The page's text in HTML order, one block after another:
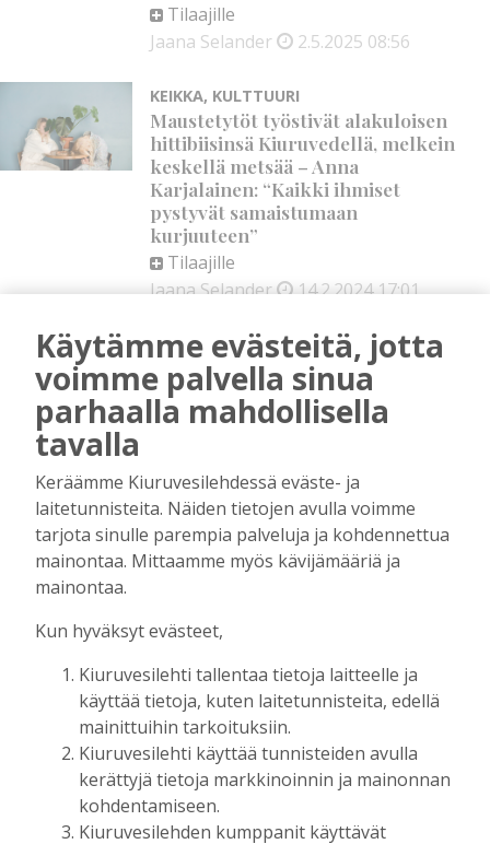
Tilaajille
Jaana Selander
2.5.2025 08:56
KEIKKA, KULTTUURI
Maustetytöt työstivät alakuloisen
hittibiisinsä Kiuruvedellä, melkein
keskellä metsää – Anna
Karjalainen: “Kaikki ihmiset
pystyvät samaistumaan
kurjuuteen”
Tilaajille
Jaana Selander
14.2.202417:01
KEIKKA ,KULTTUURI
Esittävän taiteen linja jalkautui
Peltohovin lavalle – Kiuruvedellä
musiikinopettajat kannustavat ja
Maarit Äyhynmäki
5.11.2023
KEIKKA,KULTTUURI
Rakkaudesta musiikkiin – 1970-
Tilaajille
NOORA NIIRANEN
15.11.2022
KEIKKA,KULTTUURI
Peltohovista tulossa alueen
viihdemekka – klubi vetää väkeä
200 kilometrin säteeltä
Tilaajille
Käytämme evästeitä, jotta
voimme palvella sinua
parhaalla mahdollisella
tavalla
Keräämme Kiuruvesilehdessä eväste- ja
laitetunnisteita. Näiden tietojen avulla voimme
tarjota sinulle parempia palveluja ja kohdennettua
mainontaa. Mittaamme myös kävijämääriä ja
mainontaa.
Kun hyväksyt evästeet,
Kiuruvesilehti tallentaa tietoja laitteelle ja
käyttää tietoja, kuten laitetunnisteita, edellä
mainittuihin tarkoituksiin.
Kiuruvesilehti käyttää tunnisteiden avulla
kerättyjä tietoja markkinoinnin ja mainonnan
kohdentamiseen.
Kiuruvesilehden kumppanit käyttävät